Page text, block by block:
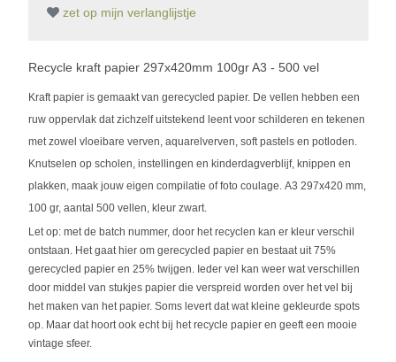
zet op mijn verlanglijstje
Recycle kraft papier 297x420mm 100gr A3 - 500 vel
Kraft papier is gemaakt van gerecycled papier. De vellen hebben een
ruw oppervlak dat zichzelf uitstekend leent voor schilderen en tekenen
met zowel vloeibare verven, aquarelverven, soft pastels en potloden.
Knutselen op scholen, instellingen en kinderdagverblijf, knippen en
plakken, maak jouw eigen compilatie of foto coulage. A3 297x420 mm,
100 gr, aantal 500 vellen, kleur zwart.
Let op: met de batch nummer, door het recyclen kan er kleur verschil
ontstaan. Het gaat hier om gerecycled papier en bestaat uit 75%
gerecycled papier en 25% twijgen. Ieder vel kan weer wat verschillen
door middel van stukjes papier die verspreid worden over het vel bij
het maken van het papier. Soms levert dat wat kleine gekleurde spots
op. Maar dat hoort ook echt bij het recycle papier en geeft een mooie
vintage sfeer.